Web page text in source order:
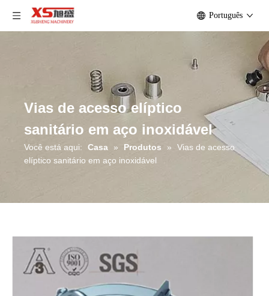
Português
Vias de acesso elíptico
sanitário em aço inoxidável
Você está aqui: Casa » Produtos »
Vias de acesso
elíptico sanitário em aço inoxidável